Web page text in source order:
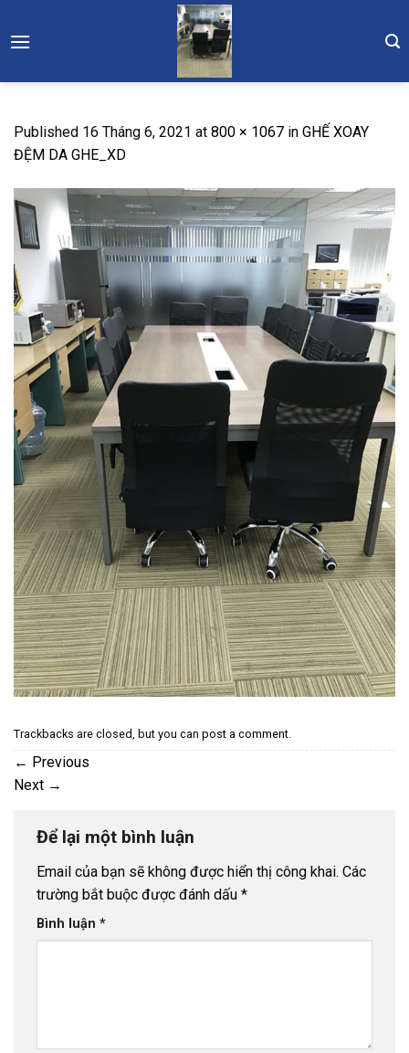
to
Published 16 Tháng 6, 2021 at 800 × 1067 in GHẾ XOAY
ĐỆM DA GHE_XD
Trackbacks are closed, but you can post a comment
← Previous
Next →
Để lại một bình luận
Email của bạn sẽ không được hiển thị công khai. Các
trường bắt buộc được đánh dấu *
Bình luận *